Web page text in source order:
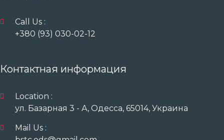
Call Us :
+380 (93) 030-02-12
Контактная информация
Location :
ул. Базарная 3 - А, Одесса, 65014, Украина
Mail Us :